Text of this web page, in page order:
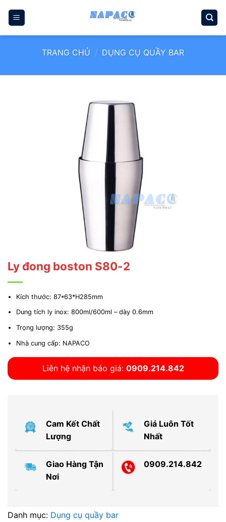
qua
TRANG CHỦ / DỤNG CỤ QUẦY BAR
Ly đong boston S80-2
Kích thước: 87*63*H285mm
Dung tích ly inox: 800ml/600ml – dày 0.6mm
Trọng lượng: 355g
Nhà cung cấp: NAPACO
Liên hệ nhận báo giá: 0909.214.842
Cam Kết Chất
Lượng
Giá Luôn Tốt
Nhất
Giao Hàng Tận
Nơi
0909.214.842
Danh mục: Dụng cụ quầy bar